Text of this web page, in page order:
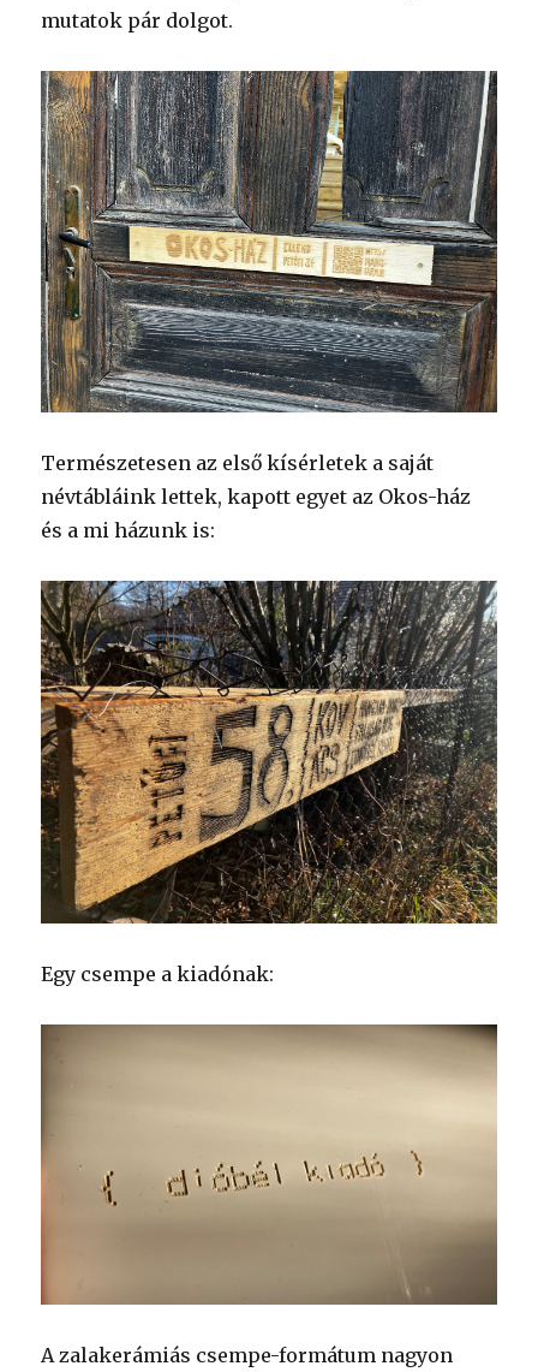
mutatok pár dolgot.
Természetesen az első kísérletek a saját
névtábláink lettek, kapott egyet az Okos-ház
és a mi házunk is:
Egy csempe a kiadónak:
A zalakerámiás csempe-formátum nagyon